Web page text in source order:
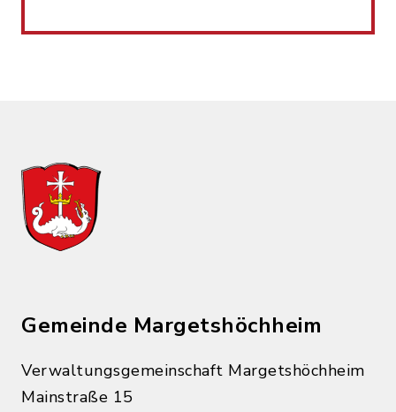
Gemeinde Margetshöchheim
Verwaltungsgemeinschaft Margetshöchheim
Mainstraße 15